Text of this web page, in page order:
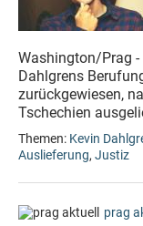
Washington/Prag -
Dahlgrens
zurückgewiesen,
Tschechien
Themen: Kevin
Auslieferung, Justiz
prag